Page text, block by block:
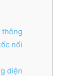
thông
nổi
diện